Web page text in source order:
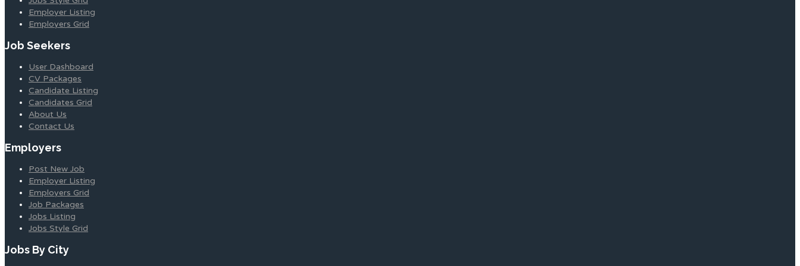
Employer Listing
Employers Grid
Job Seekers
User Dashboard
CV Packages
Candidate Listing
Candidates Grid
About Us
Contact Us
Employers
Post New Job
Employer Listing
Employers Grid
Job Packages
Jobs Listing
Jobs Style Grid
Jobs By City